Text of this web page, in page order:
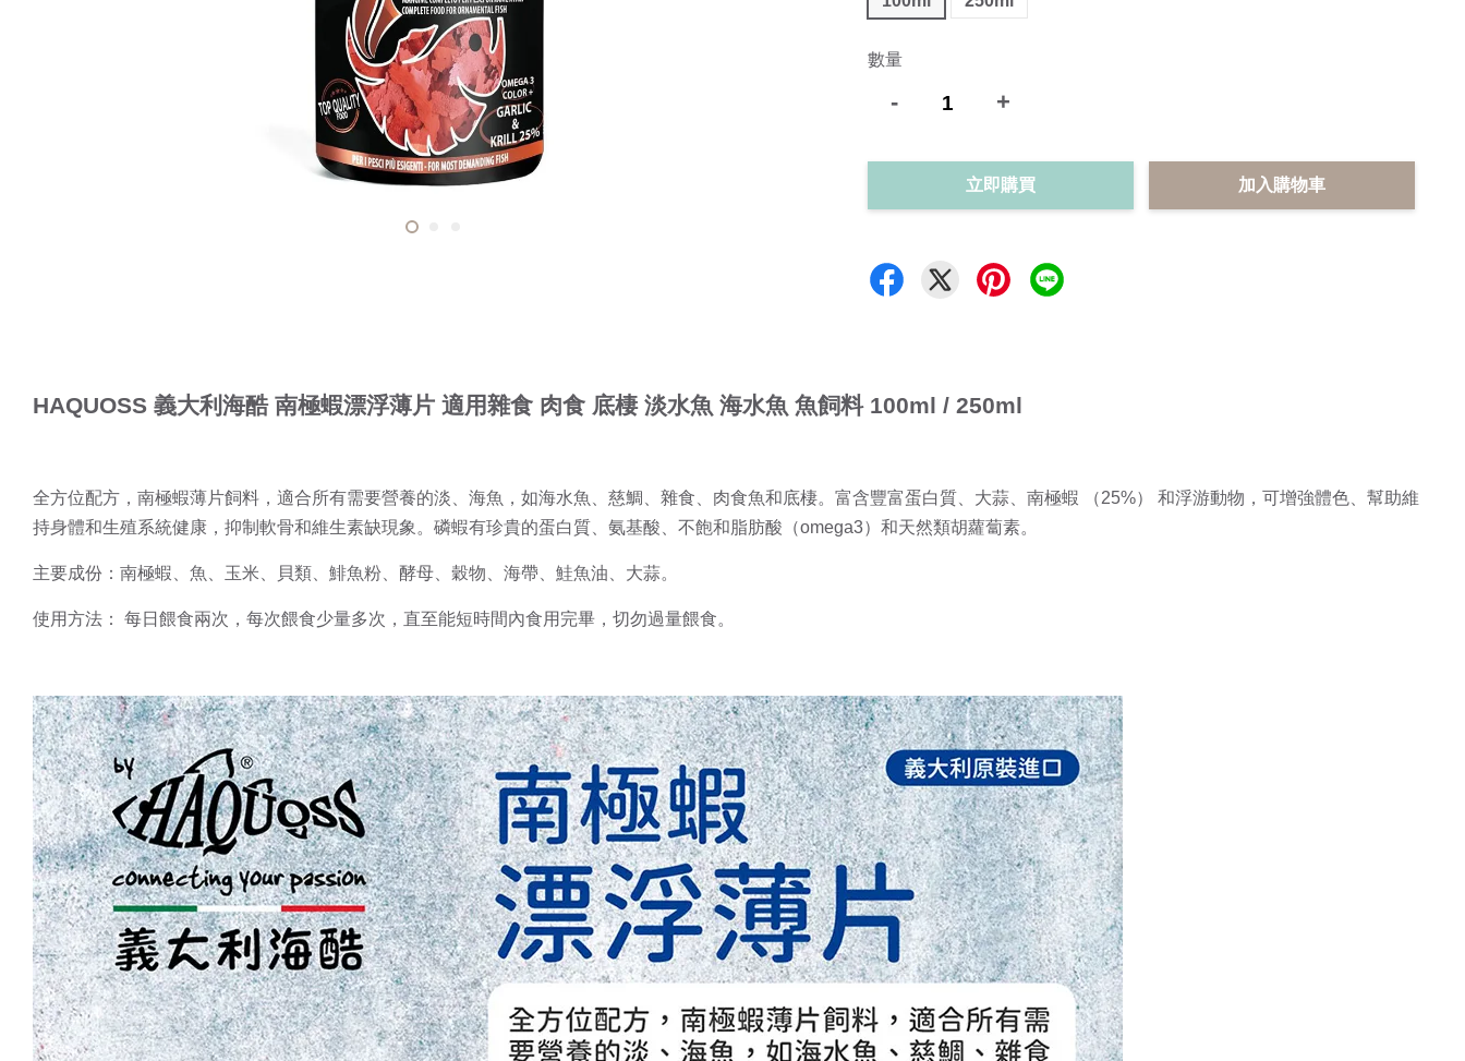
數量
- +
立即購買 加入購物車
HAQUOSS 義大利海酷 南極蝦漂浮薄片 適用雜食 肉食 底棲 淡水魚 海水魚 魚飼料 100ml / 250ml
全方位配方，南極蝦薄片飼料，適合所有需要營養的淡、海魚，如海水魚、慈鯛、雜食、肉食魚和底棲。富含豐富蛋白質、大蒜、南極蝦 （25%） 和浮游動物，可增強體色、幫助維
持身體和生殖系統健康，抑制軟骨和維生素缺現象。磷蝦有珍貴的蛋白質、氨基酸、不飽和脂肪酸（omega3）和天然類胡蘿蔔素。
主要成份：南極蝦、魚、玉米、貝類、鯡魚粉、酵母、穀物、海帶、鮭魚油、大蒜。
使用方法： 每日餵食兩次，每次餵食少量多次，直至能短時間內食用完畢，切勿過量餵食。